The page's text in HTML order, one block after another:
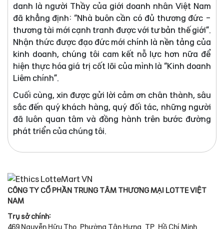
danh là người Thầy của giới doanh nhân Việt Nam
đã khẳng định: “Nhà buôn cần có đủ thương đức -
thương tài mới cạnh tranh được với tư bản thế giới”.
Nhận thức được đạo đức mới chính là nền tảng của
kinh doanh, chúng tôi cam kết nỗ lực hơn nữa để
hiện thực hóa giá trị cốt lõi của mình là “Kinh doanh
Liêm chính”.
Cuối cùng, xin được gửi lời cảm ơn chân thành, sâu
sắc đến quý khách hàng, quý đối tác, những người
đã luôn quan tâm và đồng hành trên bước đường
phát triển của chúng tôi.
CÔNG TY CỔ PHẦN TRUNG TÂM THƯƠNG MẠI LOTTE VIỆT
NAM
Trụ sở chính:
469 Nguyễn Hữu Thọ, Phường Tân Hưng, TP. Hồ Chí Minh